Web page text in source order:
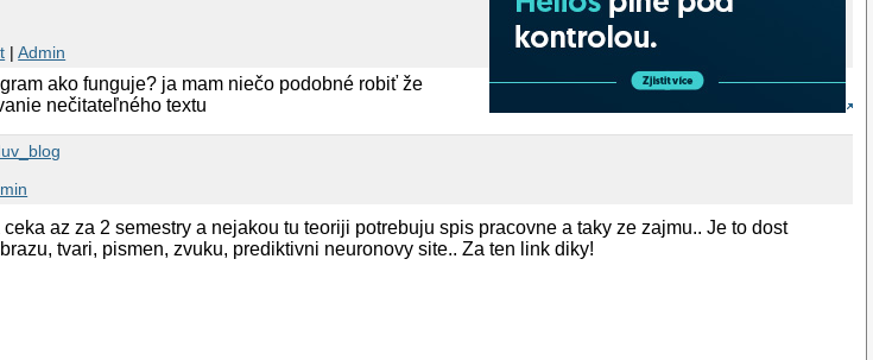
|Admin
ako funguje? ja mam niečo podobné robiť že
nečitateľného textu
az za 2 semestry a nejakou tu teoriji potrebuju spis pracovne a taky ze zajmu.. Je to dost
tvari, pismen, zvuku, prediktivni neuronovy site.. Za ten link diky!